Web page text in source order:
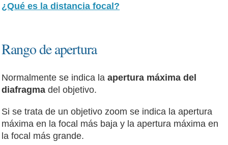
¿Qué es la distancia focal?
Rango de apertura
Normalmente se indica laapertura máxima del
diafragma del objetivo.
Si se trata de un objetivo zoom se indica la apertura
máxima en la focal más baja y la apertura máxima en
la focal más grande.